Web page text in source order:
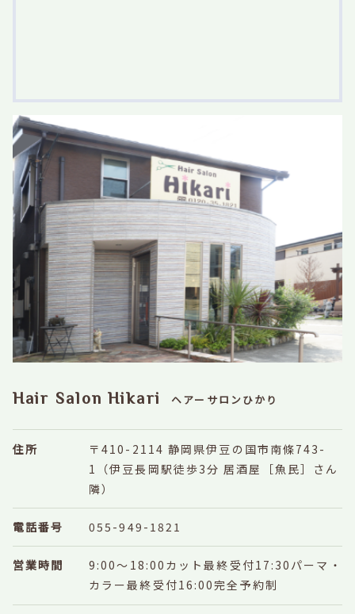
Hair Salon Hikari ヘアーサロンひかり
住所
〒410-2114 静岡県伊豆の国市南條743-
1
（伊豆長岡駅徒歩3分 居酒屋［魚民］さん
隣）
電話番号 055-949-1821
営業時間 9:00～18:00 カット最終受付17:30 パーマ・
カラー最終受付16:00完全予約制